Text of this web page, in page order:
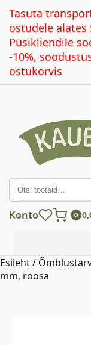
Tasuta
ostudele alates
Püsikliendile
-10%,
ostukorvis
Otsi:
Konto 0
Esileht/
mm, roosa